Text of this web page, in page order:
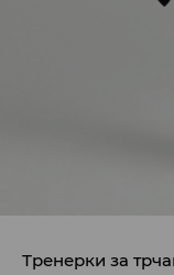
Тренерки за